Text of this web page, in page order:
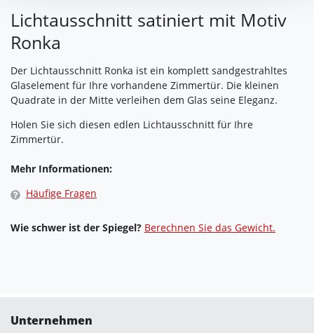
Impressum
Lichtausschnitt satiniert mit Motiv
Ronka
Der Lichtausschnitt Ronka ist ein komplett sandgestrahltes
Glaselement für Ihre vorhandene Zimmertür. Die kleinen
Quadrate in der Mitte verleihen dem Glas seine Eleganz.
Holen Sie sich diesen edlen Lichtausschnitt für Ihre
Zimmertür.
Mehr Informationen:
Häufige Fragen
Wie schwer ist der Spiegel? Berechnen Sie das Gewicht.
Unternehmen